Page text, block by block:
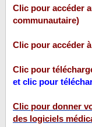
Clic pour accéder
communautaire)
Clic pour accéder
Clic pour
et clic pour
Clic pour donner
des logiciels